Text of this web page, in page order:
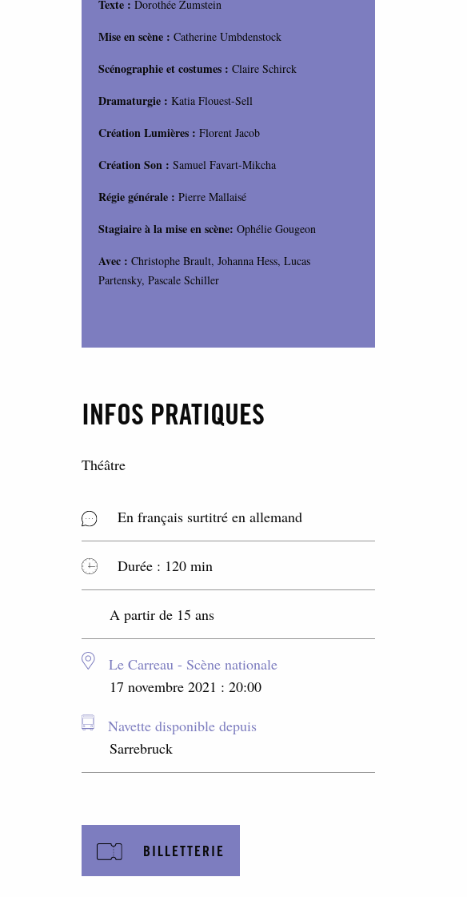
Texte : Dorothée Zumstein
Mise en scène : Catherine Umbdenstock
Scénographie et costumes : Claire Schirck
Dramaturgie : Katia Flouest-Sell
Création Lumières : Florent Jacob
Création Son : Samuel Favart-Mikcha
Régie générale : Pierre Mallaisé
Stagiaire à la mise en scène: Ophélie Gougeon
Avec : Christophe Brault, Johanna Hess, Lucas
Partensky, Pascale Schiller
INFOS PRATIQUES
Théâtre
En français surtitré en allemand
Durée : 120 min
A partir de 15 ans
Le Carreau - Scène nationale
17 novembre 2021 : 20:00
Navette disponible depuis
Sarrebruck
BILLETTERIE